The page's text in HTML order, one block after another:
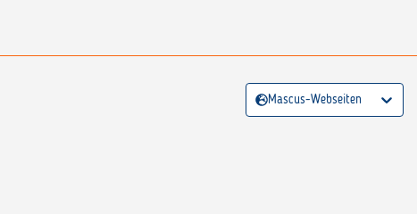
Mascus-Webseiten